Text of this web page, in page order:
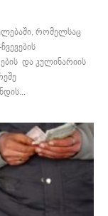
რომელსაც
და კულინარიის